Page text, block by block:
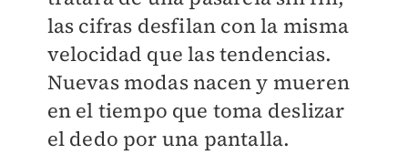
las cifras desfilan con la misma
velocidad que las tendencias.
Nuevas modas nacen y mueren
en el tiempo que toma deslizar
el dedo por una pantalla.